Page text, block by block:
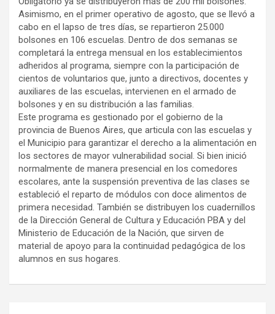
Asimismo, en el primer operativo de agosto, que se llevó a
cabo en el lapso de tres días, se repartieron 25.000
bolsones en 106 escuelas. Dentro de dos semanas se
completará la entrega mensual en los establecimientos
adheridos al programa, siempre con la participación de
cientos de voluntarios que, junto a directivos, docentes y
auxiliares de las escuelas, intervienen en el armado de
bolsones y en su distribución a las familias.
Este programa es gestionado por el gobierno de la
provincia de Buenos Aires, que articula con las escuelas y
el Municipio para garantizar el derecho a la alimentación en
los sectores de mayor vulnerabilidad social. Si bien inició
normalmente de manera presencial en los comedores
escolares, ante la suspensión preventiva de las clases se
estableció el reparto de módulos con doce alimentos de
primera necesidad. También se distribuyen los cuadernillos
de la Dirección General de Cultura y Educación PBA y del
Ministerio de Educación de la Nación, que sirven de
material de apoyo para la continuidad pedagógica de los
alumnos en sus hogares.